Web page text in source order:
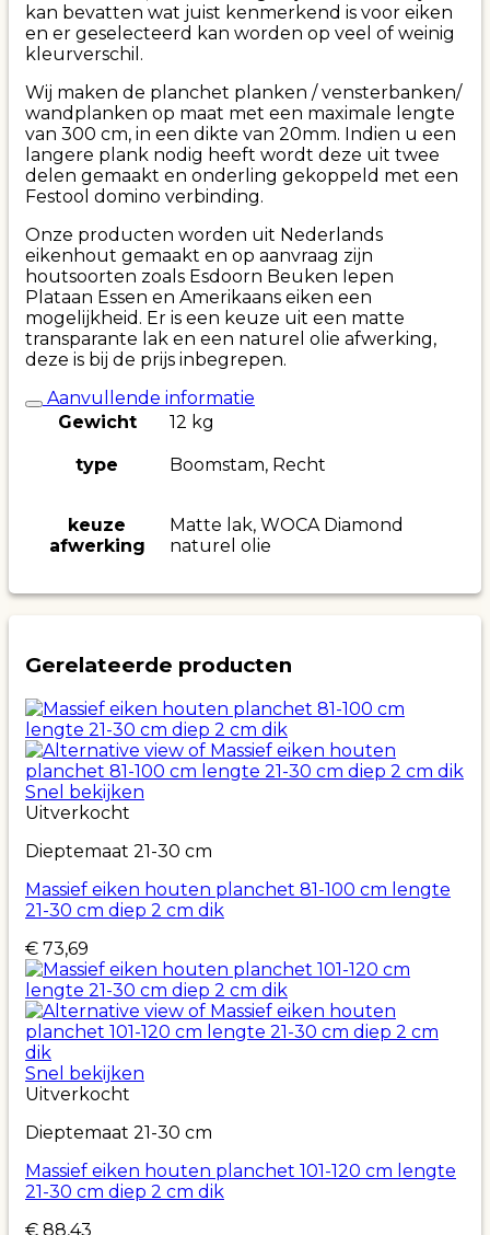
kan bevatten wat juist kenmerkend is voor eiken
en er geselecteerd kan worden op veel of weinig
kleurverschil.
Wij maken de planchet planken / vensterbanken/
wandplanken op maat met een maximale lengte
van 300 cm, in een dikte van 20mm. Indien u een
langere plank nodig heeft wordt deze uit twee
delen gemaakt en onderling gekoppeld met een
Festool domino verbinding.
Onze producten worden uit Nederlands
eikenhout gemaakt en op aanvraag zijn
houtsoorten zoals Esdoorn Beuken Iepen
Plataan Essen en Amerikaans eiken een
mogelijkheid. Er is een keuze uit een matte
transparante lak en een naturel olie afwerking,
deze is bij de prijs inbegrepen.
Aanvullende informatie
Gewicht
12 kg
type Boomstam, Recht
keuze
afwerking
Matte lak, WOCA Diamond
naturel olie
Gerelateerde producten
Snel bekijken
Uitverkocht
Dieptemaat 21-30 cm
Massief eiken houten planchet 81-100 cm lengte
21-30 cm diep 2 cm dik
€ 73,69
Snel bekijken
Uitverkocht
Dieptemaat 21-30 cm
Massief eiken houten planchet 101-120 cm lengte
21-30 cm diep 2 cm dik
€ 88,43